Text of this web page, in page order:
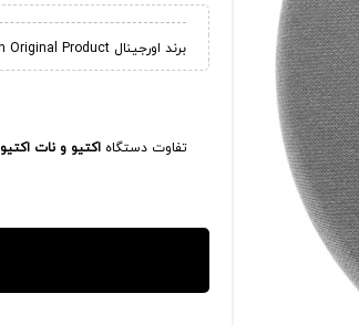
برند اورجینال Harman / Kardon Original Product
تفاوت دستگاه اکتیو و نات اکتیو